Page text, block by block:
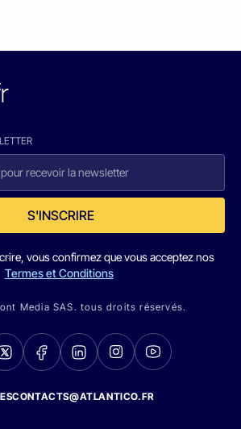
S'INSCRIRE
vous confirmez que vous acceptez nos
Termes et Conditions
Media SAS. tous droits réservés.